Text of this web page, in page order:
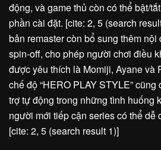
động, và game thủ còn có thể bật/
phần cài đặt. [cite: 2, 5 (search
bản remaster còn bổ sung thêm
spin-off, cho phép người chơi điều
được yêu thích là Momiji, Ayane và
chế độ “HERO PLAY STYLE”
trợ tự động trong những tình huống
người mới tiếp cận series có thể dễ
[cite: 2, 5 (search result 1)]